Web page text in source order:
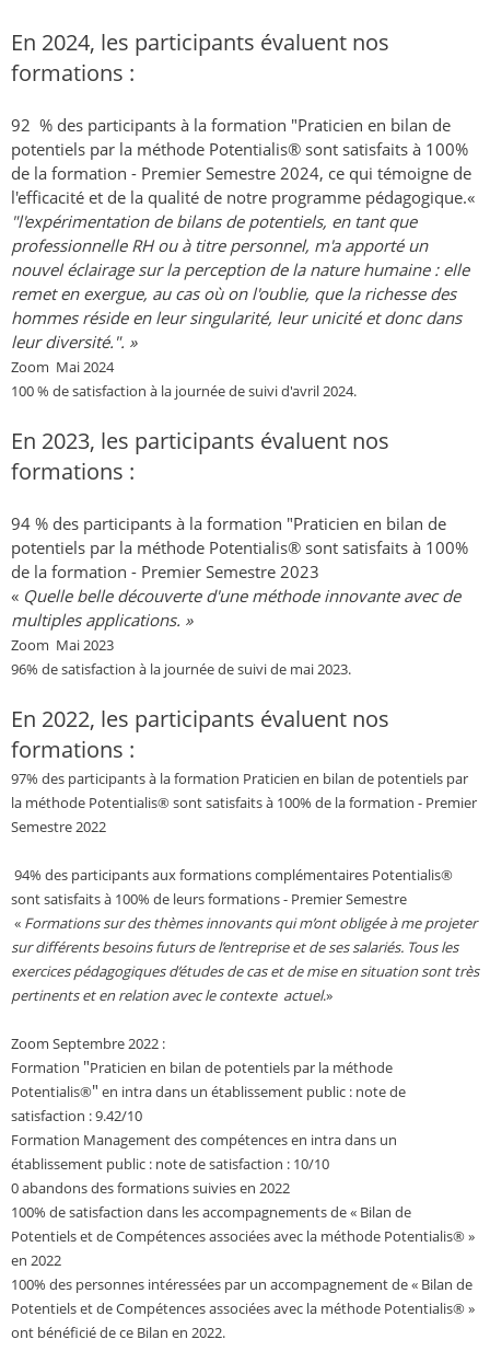
En 2024, les participants évaluent nos
formations :
92 % des participants à la formation "Praticien en bilan de
potentiels par la méthode Potentialis® sont satisfaits à 100%
de la formation - Premier Semestre 2024, ce qui témoigne de
l'efficacité et de la qualité de notre programme pédagogique.«
"l'expérimentation de bilans de potentiels, en tant que
professionnelle RH ou à titre personnel, m'a apporté un
nouvel éclairage sur la perception de la nature humaine : elle
remet en exergue, au cas où on l'oublie, que la richesse des
hommes réside en leur singularité, leur unicité et donc dans
leur diversité.". »
Zoom Mai 2024
100 % de satisfaction à la journée de suivi d'avril 2024.
En 2023, les participants évaluent nos
formations :
94 % des participants à la formation "Praticien en bilan de
potentiels par la méthode Potentialis® sont satisfaits à 100%
de la formation - Premier Semestre 2023
« Quelle belle découverte d'une méthode innovante avec de
multiples applications. »
Zoom Mai 2023
96% de satisfaction à la journée de suivi de mai 2023.
En 2022, les participants évaluent nos
formations :
97% des participants à la formation Praticien en bilan de potentiels par
la méthode Potentialis®sont satisfaits à 100% de la formation - Premier
Semestre 2022
94% des participants aux formations complémentaires Potentialis®
sont satisfaits à 100% de leurs formations - Premier Semestre
« Formations sur des thèmes innovants qui m’ont obligée à me projeter
sur différents besoins futurs de l’entreprise et de ses salariés. Tous les
exercices pédagogiques d’études de cas et de mise en situation sont très
pertinents et en relation avec le contexte actuel.»
Zoom Septembre 2022 :
Formation "Praticien en bilan de potentiels par la méthode
Potentialis®" en intra dans un établissement public : note de
satisfaction : 9.42/10
Formation Management des compétences en intra dans un
établissement public : note de satisfaction : 10/10
0 abandons des formations suivies en 2022
100% de satisfaction dans les accompagnements de « Bilan de
Potentiels et de Compétences associées avec la méthode Potentialis®»
en 2022
100% des personnes intéressées par un accompagnement de « Bilan de
Potentiels et de Compétences associées avec la méthode Potentialis®»
ont bénéficié de ce Bilan en 2022.